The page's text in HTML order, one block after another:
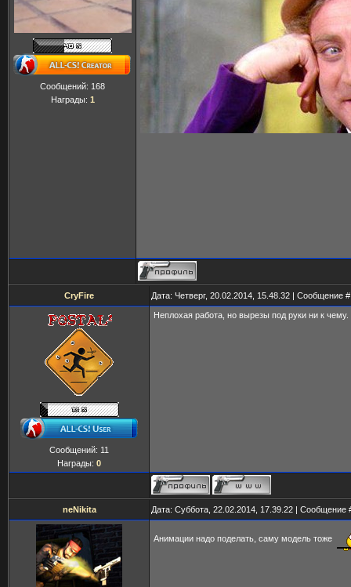
Сообщений: 168
Награды: 1
CryFire Дата: Четверг, 20.02.2014, 15.48.32 | Сообщение
Сообщений: 11
Награды: 0
Неплохая работа, но вырезы под руки ни к чему.
neNikita Дата: Суббота, 22.02.2014, 17.39.22 | Сообщение
Анимации надо поделать, саму модель тоже